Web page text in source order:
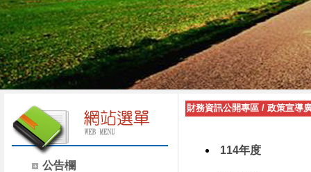
公告欄
財務資訊公開專區 / 政策宣導
114年度